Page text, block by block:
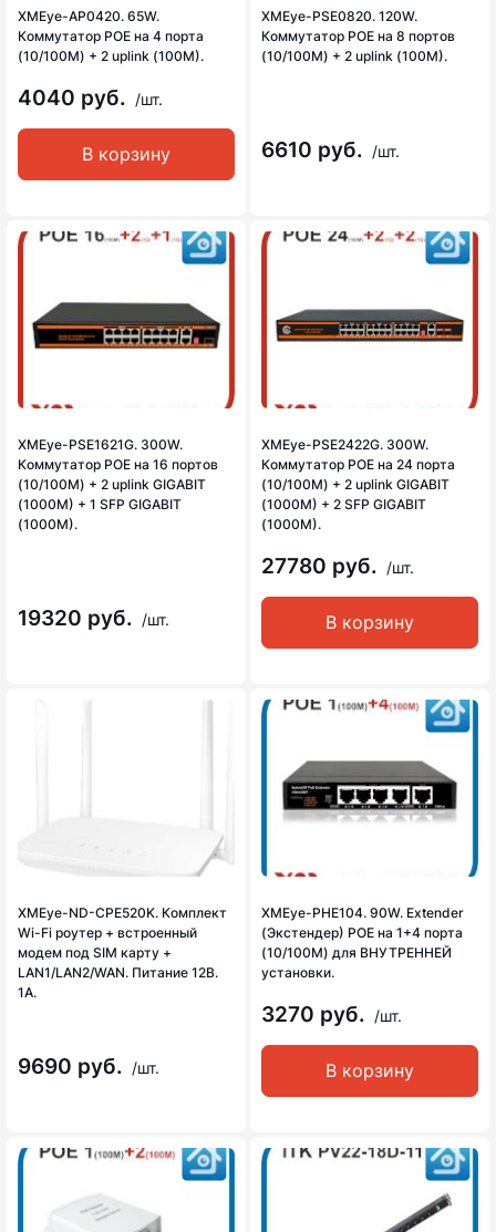
XMEye-AP0420. 65W.
Коммутатор POE на 4 порта
(10/100M) + 2 uplink (100M).
4040 руб. /шт.
В корзину
XMEye-PSE0820. 120W.
Коммутатор POE на 8 портов
(10/100M) + 2 uplink (100M).
6610 руб. /шт.
XMEye-PSE1621G. 300W.
Коммутатор POE на 16 портов
(10/100M) + 2 uplink GIGABIT
(1000M) + 1 SFP GIGABIT
(1000M).
19320 руб. /шт.
XMEye-PSE2422G. 300W.
Коммутатор POE на 24 порта
(10/100M) + 2 uplink GIGABIT
(1000M) + 2 SFP GIGABIT
(1000M).
27780 руб. /шт.
В корзину
XMEye-ND-CPE520K. Комплект
Wi-Fi роутер + встроенный
модем под SIM карту +
LAN1/LAN2/WAN. Питание 12В.
1А.
9690 руб. /шт.
XMEye-PHE104. 90W. Extender
(Экстендер) POE на 1+4 порта
(10/100M) для ВНУТРЕННЕЙ
установки.
3270 руб. /шт.
В корзину